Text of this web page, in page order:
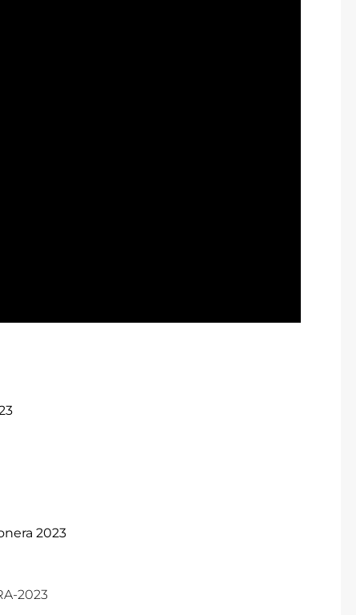
2023
2023